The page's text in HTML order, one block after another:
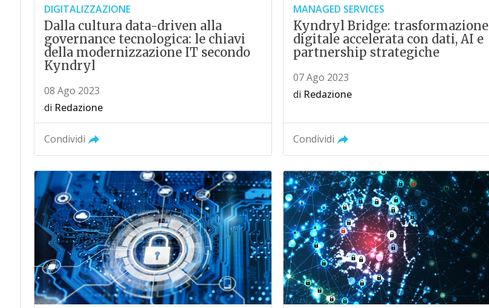
DIGITALIZZAZIONE
Dalla cultura data-driven alla
governance tecnologica: le chiavi
della modernizzazione IT secondo
Kyndryl
08 Ago 2023
di Redazione
Condividi
MANAGED SERVICES
Kyndryl Bridge: trasformazione
digitale accelerata con dati, AI e
partnership strategiche
07 Ago 2023
di Redazione
Condividi